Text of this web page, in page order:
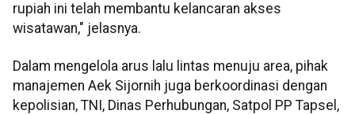
rupiah ini telah membantu kelancaran akses
wisatawan," jelasnya.
Dalam mengelola arus lalu lintas menuju area, pihak
manajemen Aek Sijornih juga berkoordinasi dengan
kepolisian, TNI, Dinas Perhubungan, Satpol PP Tapsel,